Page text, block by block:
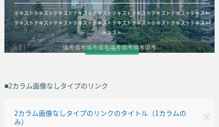
テキストテキストテキストテキストテキストテキストテキストテキストテキストテキスト
テキストテキストテキストテキストテキストテキストテキストテキストテキストテキスト
テキスト
MORE
備考備考備考備考備考備考備考備考
■2カラム画像なしタイプのリンク
2カラム画像なしタイプのリンクのタイトル（1カラムの
み）